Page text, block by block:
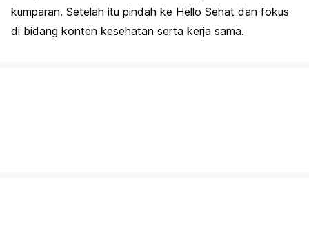
kumparan. Setelah itu pindah ke Hello Sehat dan fokus
di bidang konten kesehatan serta kerja sama.